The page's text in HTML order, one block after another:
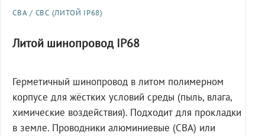
СВА / СВС (ЛИТОЙ IP68)
Литой шинопровод IP68
Герметичный шинопровод в литом полимерном
корпусе для жёстких условий среды (пыль, влага,
химические воздействия). Подходит для прокладки
в земле. Проводники алюминиевые (СВА) или